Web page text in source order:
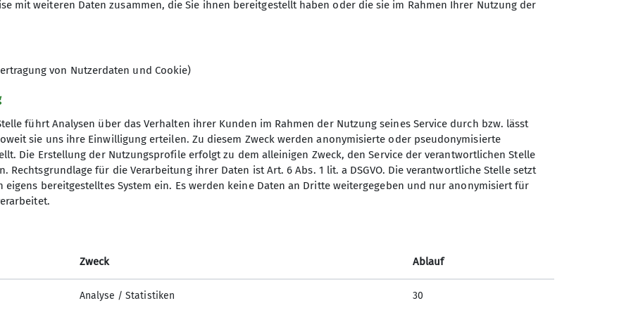
ansteckend. Sonnenstrahlen auf der Haut, Lachen in der Luft und unbeschwerte Stunden
Sternenhimmel zu schlafen.
war es schließlich Zeit, Abschied zu nehmen. Doch bevor alles wieder verstaut und
letzten Ausflug zum See. Noch einmal ins kühle Wasser springen, die Sonne genießen und
perfekter Abschluss für ein rundum gelungenes Wochenende.
kurzen Boxenstopp an einer Tankstelle ein. Zurück in Dingolfing warteten die Eltern
Kinder in Empfang zu nehmen.
als nur ein Wochenende: Es war eine Zeit voller Freude, Freundschaft und unvergesslicher
mit weiteren Daten zusammen, die Sie ihnen bereitgestellt haben oder die sie im Rahmen Ihrer Nutzung der
von Nutzerdaten und Cookie)
führt Analysen über das Verhalten ihrer Kunden im Rahmen der Nutzung seines Service durch bzw. lässt
sie uns ihre Einwilligung erteilen. Zu diesem Zweck werden anonymisierte oder pseudonymisierte
Die Erstellung der Nutzungsprofile erfolgt zu dem alleinigen Zweck, den Service der verantwortlichen Stelle
Rechtsgrundlage für die Verarbeitung ihrer Daten ist Art. 6 Abs. 1 lit. a DSGVO. Die verantwortliche Stelle setzt
eigens bereitgestelltes System ein. Es werden keine Daten an Dritte weitergegeben und nur anonymisiert für
Zweck Ablauf
Analyse / Statistiken 30